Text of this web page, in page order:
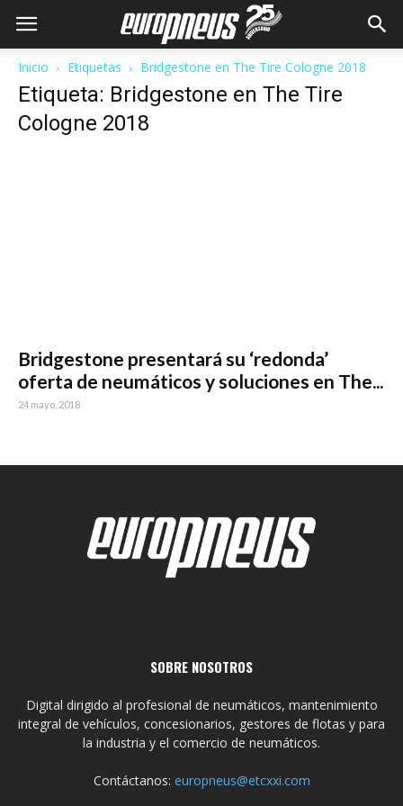
Inicio Etiquetas Bridgestone en The Tire Cologne 2018
Etiqueta: Bridgestone en The Tire
Cologne 2018
Bridgestone presentará su ‘redonda’
oferta de neumáticos y soluciones en The...
24 mayo, 2018
SOBRE NOSOTROS
Digital dirigido al profesional de neumáticos, mantenimiento
integral de vehículos, concesionarios, gestores de flotas y para
la industria y el comercio de neumáticos.
Contáctanos: europneus@etcxxi.com